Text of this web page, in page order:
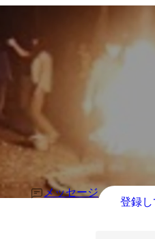
メッセージ
登録